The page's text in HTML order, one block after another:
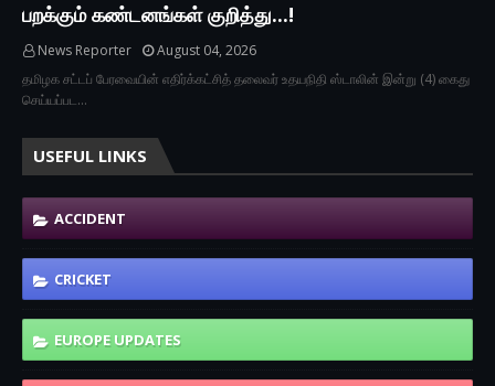
பறக்கும் கண்டனங்கள் குறித்து...!
News Reporter
August 04, 2026
தமிழக சட்டப் பேரவையின் எதிர்க்கட்சித் தலைவர் உதயநிதி ஸ்டாலின் இன்று (4) கைது
செய்யப்பட…
USEFUL LINKS
ACCIDENT
CRICKET
EUROPE UPDATES